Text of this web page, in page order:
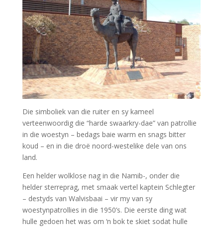
Die simboliek van die ruiter en sy kameel
verteenwoordig die “harde swaarkry-dae” van patrollie
in die woestyn – bedags baie warm en snags bitter
koud – en in die droë noord-westelike dele van ons
land.
Een helder wolklose nag in die Namib-, onder die
helder sterreprag, met smaak vertel kaptein Schlegter
– destyds van Walvisbaai – vir my van sy
woestynpatrollies in die 1950’s. Die eerste ding wat
hulle gedoen het was om ‘n bok te skiet sodat hulle